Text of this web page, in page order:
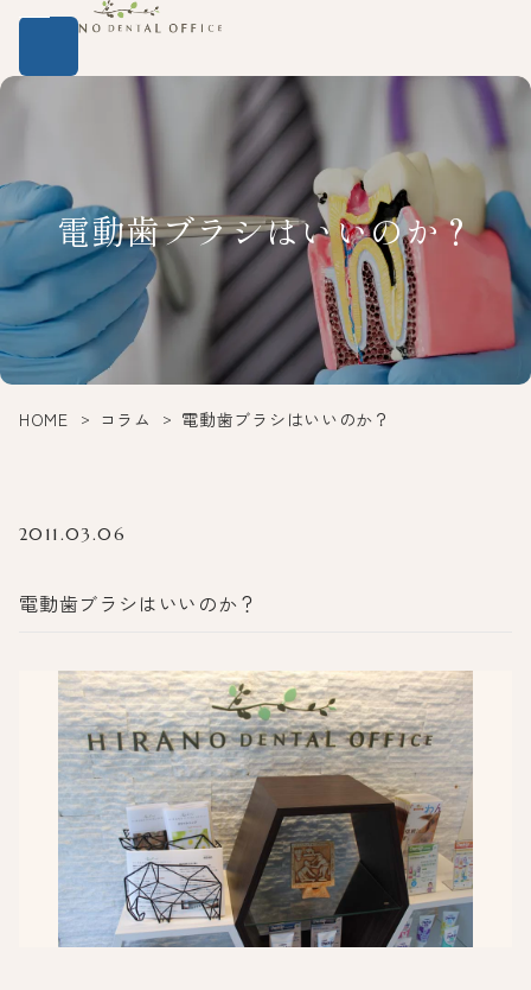
電動歯ブラシはいいのか？
HOME コラム 電動歯ブラシはいいのか？
2011.03.06
電動歯ブラシはいいのか？